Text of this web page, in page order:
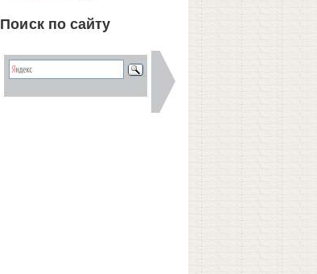
Поиск по сайту